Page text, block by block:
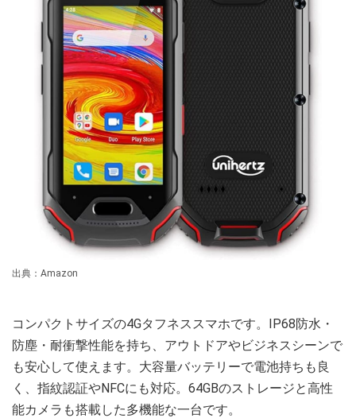
出典：Amazon
コンパクトサイズの4Gタフネススマホです。IP68防水・
防塵・耐衝撃性能を持ち、アウトドアやビジネスシーンで
も安心して使えます。大容量バッテリーで電池持ちも良
く、指紋認証やNFCにも対応。64GBのストレージと高性
能カメラも搭載した多機能な一台です。